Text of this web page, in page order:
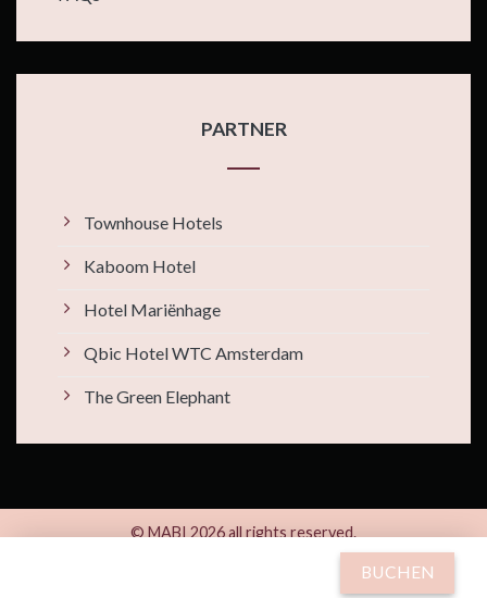
PARTNER
Townhouse Hotels
Kaboom Hotel
Hotel Mariënhage
Qbic Hotel WTC Amsterdam
The Green Elephant
© MABI 2026 all rights reserved.
Kleine Gracht 24 | 6211 CB Maastricht
BUCHEN